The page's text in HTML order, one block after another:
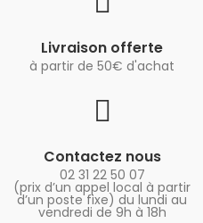
Livraison offerte
à partir de 50€ d'achat
Contactez nous
02 31 22 50 07
(prix d’un appel local à partir
d’un poste fixe) du lundi au
vendredi de 9h à 18h